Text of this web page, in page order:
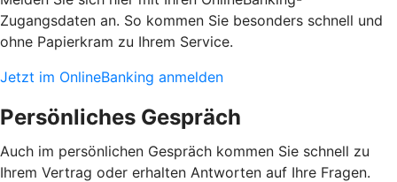
Zugangsdaten an. So kommen Sie besonders schnell und
ohne Papierkram zu Ihrem Service.
Jetzt im OnlineBanking anmelden
Persönliches Gespräch
Auch im persönlichen Gespräch kommen Sie schnell zu
Ihrem Vertrag oder erhalten Antworten auf Ihre Fragen.